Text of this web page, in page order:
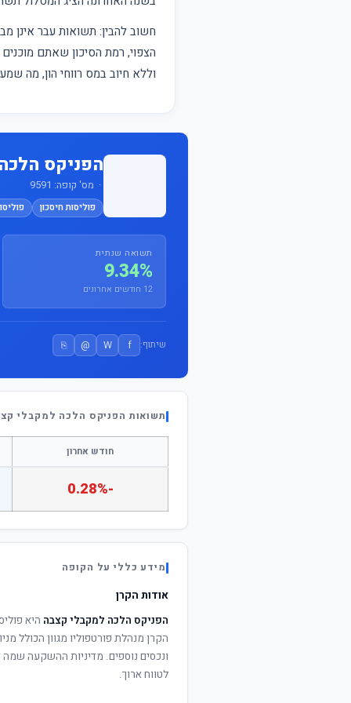
חשוב להבין: תשואות עבר
הצפוי, רמת הסיכון שאתם
וללא חיוב במס רווחי הון, מה
הפניקס
· מס' קופה: 9591
פוליסות חיסכון
תשואה שנתית
9.34%
12 חודשים אחרונים
שיתוף: f
W
@
⎘
תשואות הפניקס הלכה למקבלי
חודש אחרון
-0.28%
מידע כללי על הקופה
אודות הקרן
הפניקס הלכה למקבלי קצבה היא
הקרן מנהלת פורטפוליו מגוון הכולל
ונכסים נוספים. מדיניות ההשקעה שמה
לטווח ארוך.